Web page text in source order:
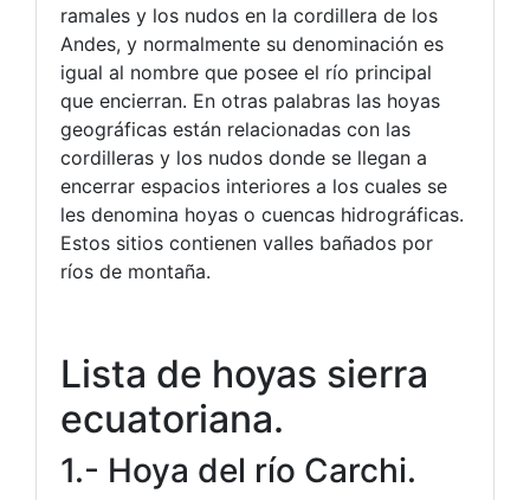
ramales y los nudos en la cordillera de los
Andes, y normalmente su denominación es
igual al nombre que posee el río principal
que encierran. En otras palabras las hoyas
geográficas están relacionadas con las
cordilleras y los nudos donde se llegan a
encerrar espacios interiores a los cuales se
les denomina hoyas o cuencas hidrográficas.
Estos sitios contienen valles bañados por
ríos de montaña.
Lista de hoyas sierra
ecuatoriana.
1.- Hoya del río Carchi.